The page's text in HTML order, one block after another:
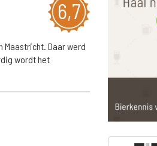
6,7
Daar werd
wordt het